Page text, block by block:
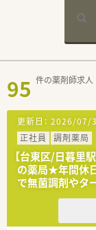
95 件の薬剤師求人
更新日： 2026/07/
正社員
調剤薬局
【台東区/日暮里
の薬局★年間休
で無菌調剤やタ